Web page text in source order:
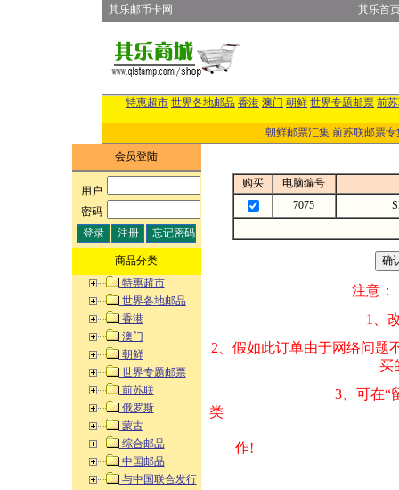
其乐邮币卡网 其乐首
特惠超市 世界各地邮品 香港 澳门 朝鲜 世界专题邮票 前
朝鲜邮票汇集 前苏联邮票专
会员登陆
用户:
密码:
商品分类
特惠超市
世界各地邮品
香港
澳门
朝鲜
世界专题邮票
前苏联
俄罗斯
蒙古
综合邮品
中国邮品
与中国联合发行
购买
电脑编号
7075
注意：
1、改变商品数量
2、假如此订单由
买的邮品的“
3、可在“
类 方式告之
作!